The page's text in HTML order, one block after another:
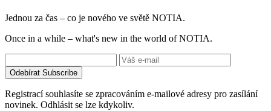
Jednou za čas – co je nového ve světě NOTIA.
Once in a while – what's new in the world of NOTIA.
Odebírat Subscribe
Registrací souhlasíte se zpracováním e-mailové adresy pro zasílání
novinek. Odhlásit se lze kdykoliv.